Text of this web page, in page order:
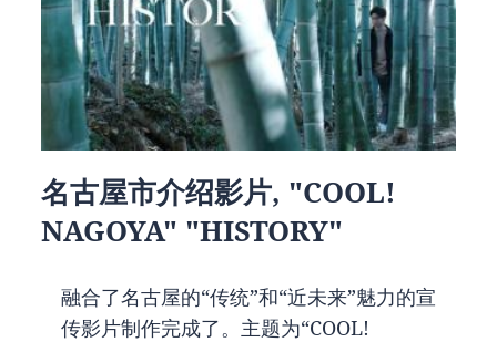
名古屋市介绍影片, "COOL!
NAGOYA" "HISTORY"
融合了名古屋的“传统”和“近未来”魅力的宣
传影片制作完成了。主题为“COOL!